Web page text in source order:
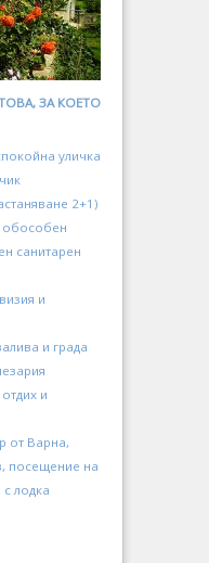
ЗА КОЕТО
уличка
2+1)
обособен
санитарен
и
и града
и
от Варна,
посещение на
лодка